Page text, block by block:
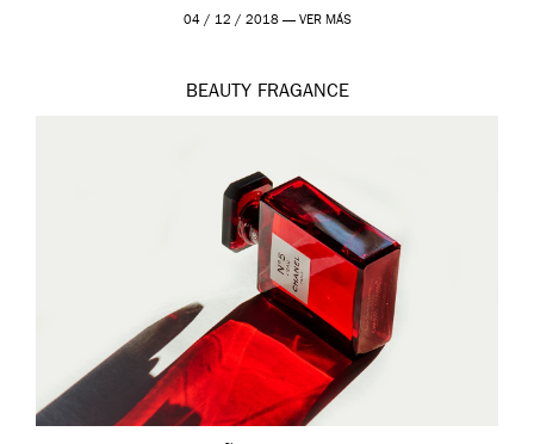
modernos. Estos días ha […]
04 / 12 / 2018 — VER MÁS
BEAUTY FRAGANCE